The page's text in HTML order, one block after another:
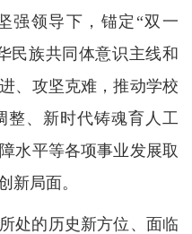
强领导下，锚定“双一
民族共同体意识主线和
、攻坚克难，推动学校
整、新时代铸魂育人工
水平等各项事业发展取
新局面。
处的历史新方位、面临